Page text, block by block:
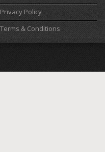
Privacy Policy
Terms & Conditions